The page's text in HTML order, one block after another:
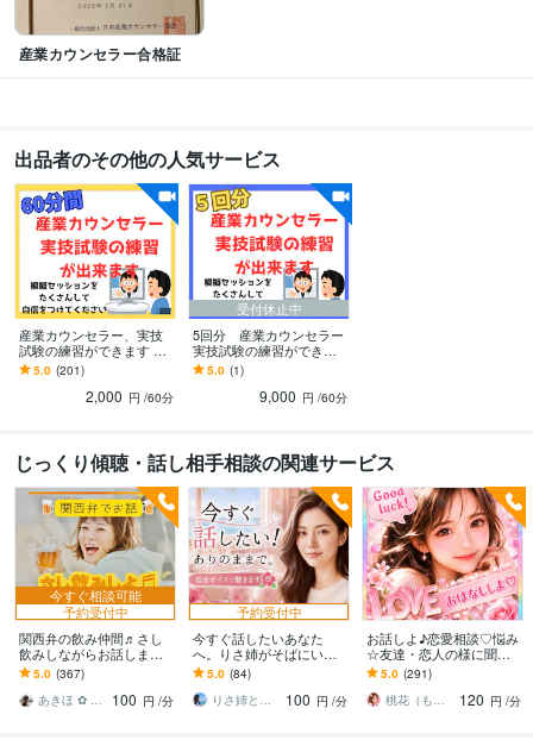
悩み相談・カウンセリング
間関係に苦しんでいる方の支援
毒親 人間関係 アダルトチルドレン
働きづらい
産業カウンセラー合格証
出品者のその他の人気サービス
産業カウンセラー、実技
試験の練習ができます 私
が60分間クライエント
役、振返りもさせて頂き
5.0 (201)
2,000 円 /60分
受付休止中
5回分 産業カウンセラー
実技試験の練習ができま
す 私が60分間クライエン
ト役、振返りもさせて頂
5.0 (1)
9,000 円 /60分
じっくり傾聴・話し相手相談の関連サービス
今すぐ相談可能
予約受付中
関西弁の飲み仲間♬さし
飲みしながらお話します
何となく話したい✨酔った
時のいい気分のまま⭐︎お話
しましょう
5.0 (367)
あきほ ✿ 元気を届ける関西女子✨
100 円 /分
予約受付中
今すぐ話したいあなた
へ。りさ姉がそばにいま
す 1人じゃない。どんな感
情も否定しない✨低音ボイ
スでゆったり
5.0 (84)
りさ姉と話すこころ整え時間
100 円 /分
お話しよ♪恋愛相談♡悩み
☆友達・恋人の様に聞き
ます YouTuber!悩み相談・
復縁・片思い・成就しま
す様に♪
5.0 (291)
桃花（ももか）♡強運パワー心のオアシス♡
120 円 /分